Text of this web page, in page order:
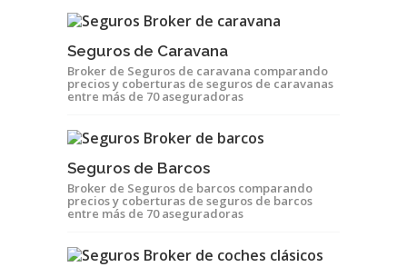
Seguros de Caravana
Broker de Seguros de caravana comparando
precios y coberturas de seguros de caravanas
entre más de 70 aseguradoras
Seguros de Barcos
Broker de Seguros de barcos comparando
precios y coberturas de seguros de barcos
entre más de 70 aseguradoras